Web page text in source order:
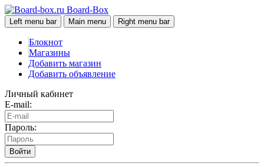
Board-Box
Left menu bar Main menu Right menu bar
Блокнот
Магазины
Добавить магазин
Добавить объявление
Личный кабинет
E-mail:
Пароль:
Войти